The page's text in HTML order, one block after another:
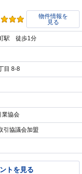
物件情報を
見る
駅 徒歩1分
目 8-8
業協会
引協議会加盟
トを見る